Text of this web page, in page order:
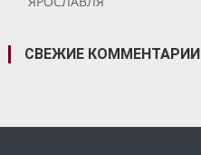
СВЕЖИЕ КОММЕНТАРИИ